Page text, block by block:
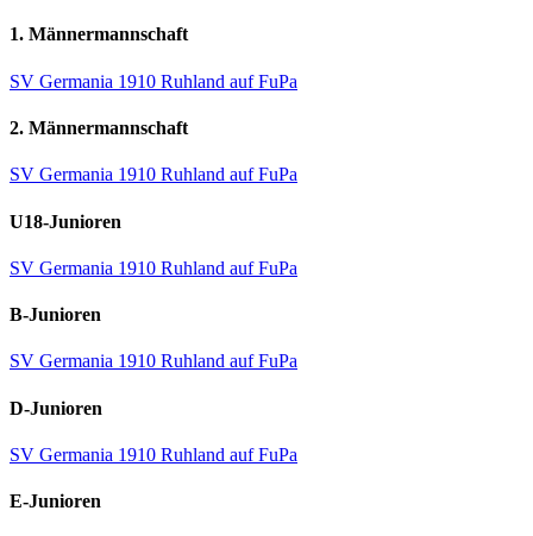
1. Männermannschaft
SV Germania 1910 Ruhland auf FuPa
2. Männermannschaft
SV Germania 1910 Ruhland auf FuPa
U18-Junioren
SV Germania 1910 Ruhland auf FuPa
B-Junioren
SV Germania 1910 Ruhland auf FuPa
D-Junioren
SV Germania 1910 Ruhland auf FuPa
E-Junioren